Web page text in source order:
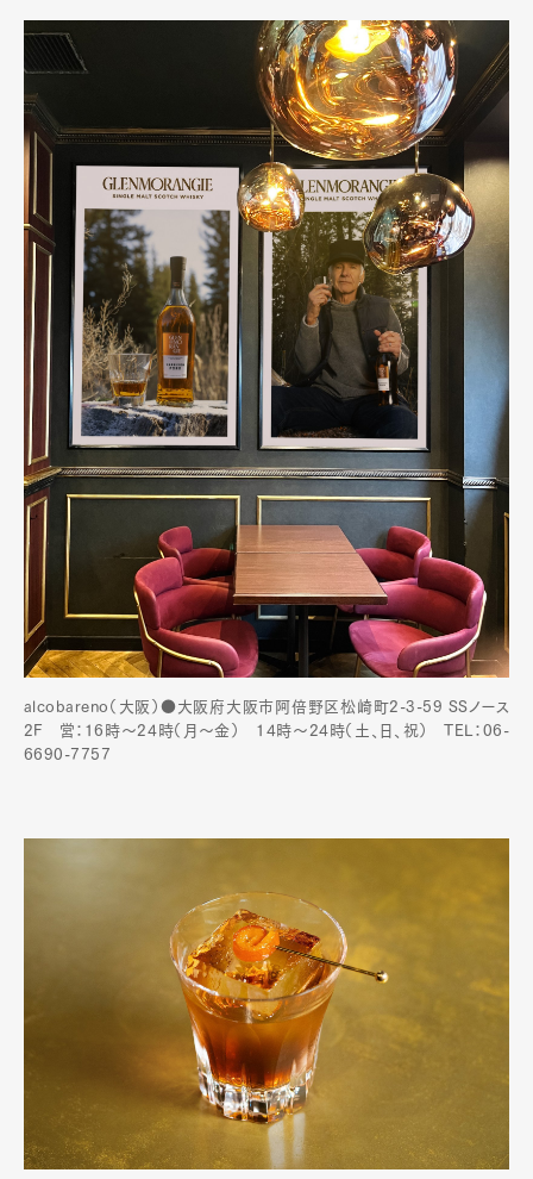
alcobareno（大阪）●大阪府大阪市阿倍野区松崎町2-3-59 SSノース
2F 営：16時～24時（月〜金） 14時〜24時（土、日、祝） TEL：06-
6690-7757